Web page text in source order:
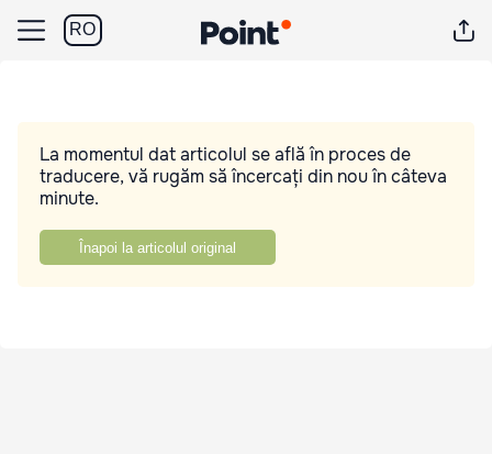
RO
La momentul dat articolul se află în proces de
traducere, vă rugăm să încercați din nou în câteva
minute.
Înapoi la articolul original